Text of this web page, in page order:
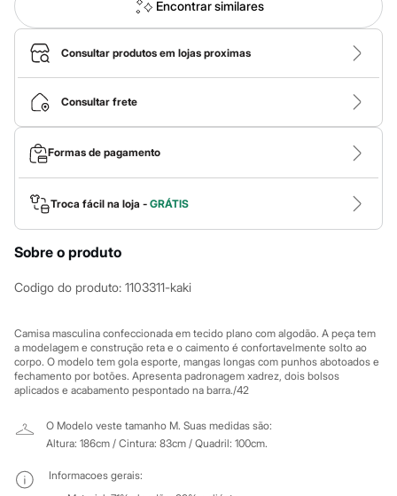
Calças
Casacos e Jaquetas
Jeans
Macacões
Saias
Shorts e Bermudas
Vestidos
Acessórios
Bolsas
Bonés e Chapéus
Bijoux
Cintos
Óculos
Relógios
Calçados
Botas
Rasteirinhas
Tênis
Marcas
City
Clock House
Mindset
Sawary
Yessica
Moda esportiva
Acessórios
Blusas
Encontrar similares
Consultar produtos em lojas proximas
Consultar frete
Formas de pagamento
Troca fácil na loja - GRÁTIS
Sobre o produto
Codigo do produto: 1103311-kaki
Camisa masculina confeccionada em tecido plano com algodão. A peça tem
a modelagem e construção reta e o caimento é confortavelmente solto ao
corpo. O modelo tem gola esporte, mangas longas com punhos abotoados e
fechamento por botões. Apresenta padronagem xadrez, dois bolsos
aplicados e acabamento pespontado na barra./42
O Modelo veste tamanho M. Suas medidas são:
Altura: 186cm / Cintura: 83cm / Quadril: 100cm.
Informacoes gerais: